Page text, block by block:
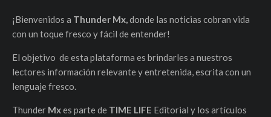
¡Bienvenidos a Thunder Mx,donde las noticias cobran vida
con un toque fresco y fácil de entender!
El objetivo de esta plataforma es brindarles a nuestros
lectores información relevante y entretenida, escrita con un
lenguaje fresco.
Thunder Mxes parte de TIME LIFE Editorial y los artículos